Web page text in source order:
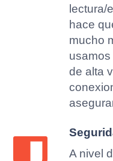
lectura/
hace
mucho
de alta
A nivel